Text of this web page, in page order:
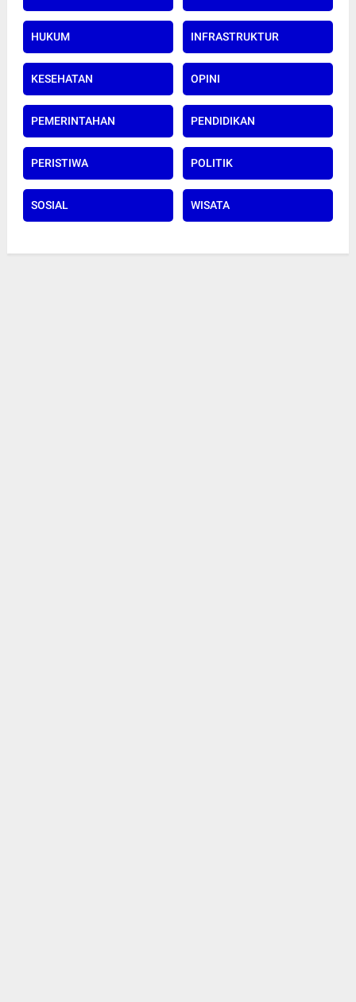
HUKUM INFRASTRUKTUR
KESEHATAN OPINI
PEMERINTAHAN PENDIDIKAN
PERISTIWA POLITIK
SOSIAL WISATA